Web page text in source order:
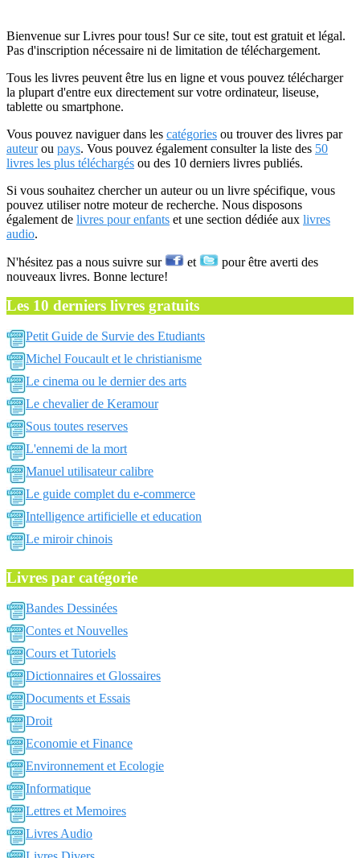
Bienvenue sur Livres pour tous! Sur ce site, tout est gratuit et légal.
Pas d'inscription nécessaire ni de limitation de téléchargement.
Tous les livres peuvent être lus en ligne et vous pouvez télécharger
la plupart d'entre eux directement sur votre ordinateur, liseuse,
tablette ou smartphone.
Vous pouvez naviguer dans les catégories ou trouver des livres par
auteurou pays. Vous pouvez également consulter la liste des 50
livres les plus téléchargés ou des 10 derniers livres publiés.
Si vous souhaitez chercher un auteur ou un livre spécifique, vous
pouvez utiliser notre moteur de recherche. Nous disposons
également de livres pour enfants et une section dédiée aux livres
audio.
N'hésitez pas a nous suivre sur et
pour être averti des
nouveaux livres. Bonne lecture!
Les 10 derniers livres gratuits
Petit Guide de Survie des Etudiants
Michel Foucault et le christianisme
Le cinema ou le dernier des arts
Le chevalier de Keramour
Sous toutes reserves
L'ennemi de la mort
Manuel utilisateur calibre
Le guide complet du e-commerce
Intelligence artificielle et education
Le miroir chinois
Livres par catégorie
Bandes Dessinées
Contes et Nouvelles
Cours et Tutoriels
Dictionnaires et Glossaires
Documents et Essais
Droit
Economie et Finance
Environnement et Ecologie
Informatique
Lettres et Memoires
Livres Audio